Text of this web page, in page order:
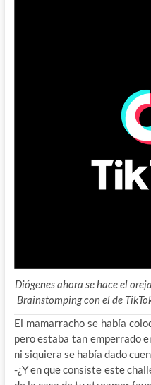
Diógenes ahora se hace el
Brainstomping con el de
El mamarracho se había
pero estaba tan emperrado
ni siquiera se había dado
-¿Y en que consiste este